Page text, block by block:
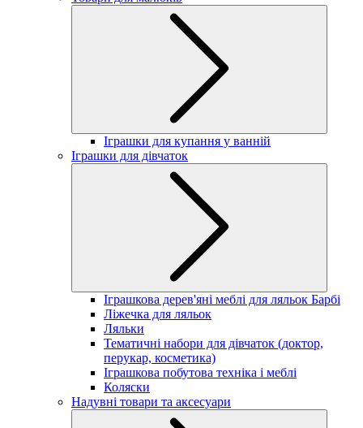
Іграшки для купання у ванній
Іграшки для дівчаток
Іграшкова дерев'яні меблі для ляльок Барбі
Ліжечка для ляльок
Ляльки
Тематичні набори для дівчаток (доктор,
перукар, косметика)
Іграшкова побутова техніка і меблі
Коляски
Надувні товари та аксесуари